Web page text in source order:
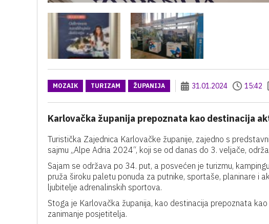
MOZAIK TURIZAM ŽUPANIJA 31.01.2024 15:42
Karlovačka županija prepoznata kao destinacija
Turistička Zajednica Karlovačke županije, zajedno s
sajmu „Alpe Adria 2024“, koji se od danas do 3. veljače,
Sajam se održava po 34. put, a posvećen je turizmu,
pruža široku paletu ponuda za putnike, sportaše, planinare i
ljubitelje adrenalinskih sportova.
Stoga je Karlovačka županija, kao destinacija prepoznata
zanimanje posjetitelja.